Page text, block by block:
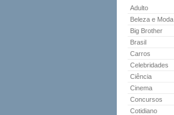
Adulto
Beleza e Moda
Big Brother
Brasil
Carros
Celebridades
Ciência
Cinema
Concursos
Cotidiano